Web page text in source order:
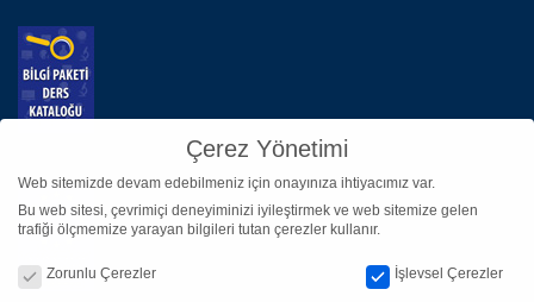
Çerez Yönetimi
Web sitemizde devam edebilmeniz için onayınıza ihtiyacımız var.
Bu web sitesi, çevrimiçi deneyiminizi iyileştirmek ve web sitemize gelen
trafiği ölçmemize yarayan bilgileri tutan çerezler kullanır.
Zorunlu Çerezler
İşlevsel Çerezler